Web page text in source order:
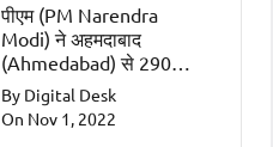
पीएम (PM Narendra
Modi) ने अहमदाबाद
(Ahmedabad) से 2900
करोड़ की 2 रेल
परियोजनाओं (Railway
Projects worth Rs
By Digital Desk
On Nov 1, 2022